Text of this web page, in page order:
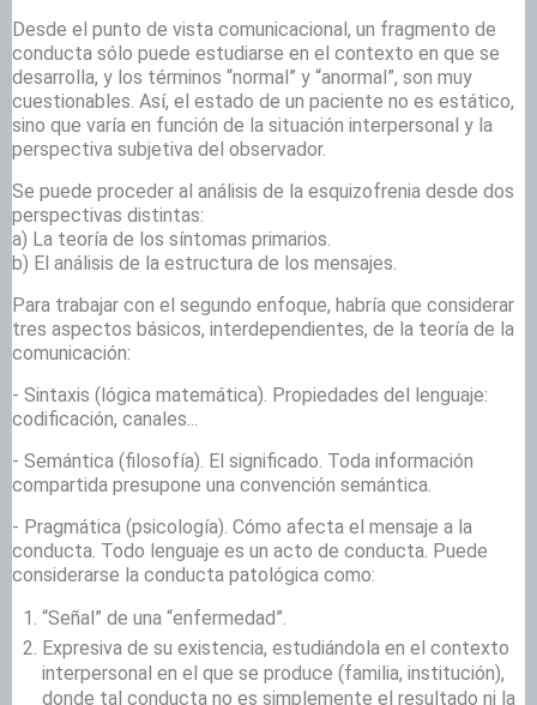
Desde el punto de vista comunicacional, un fragmento de
conducta sólo puede estudiarse en el contexto en que se
desarrolla, y los términos “normal” y “anormal”, son muy
cuestionables. Así, el estado de un paciente no es estático,
sino que varía en función de la situación interpersonal y la
perspectiva subjetiva del observador.
Se puede proceder al análisis de la esquizofrenia desde dos
perspectivas distintas:
a) La teoría de los síntomas primarios.
b) El análisis de la estructura de los mensajes.
Para trabajar con el segundo enfoque, habría que considerar
tres aspectos básicos, interdependientes, de la teoría de la
comunicación:
- Sintaxis (lógica matemática). Propiedades del lenguaje:
codificación, canales...
- Semántica (filosofía). El significado. Toda información
compartida presupone una convención semántica.
- Pragmática (psicología). Cómo afecta el mensaje a la
conducta. Todo lenguaje es un acto de conducta. Puede
considerarse la conducta patológica como:
“Señal” de una “enfermedad”.
Expresiva de su existencia, estudiándola en el contexto
interpersonal en el que se produce (familia, institución),
donde tal conducta no es simplemente el resultado ni la